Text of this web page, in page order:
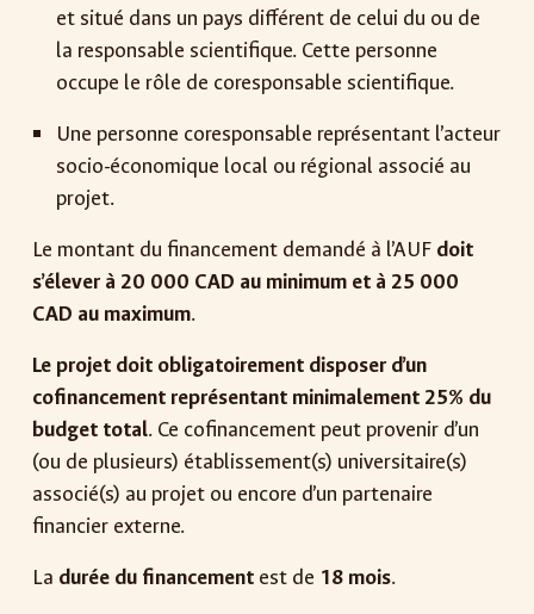
et situé dans un pays différent de celui du ou de
la responsable scientifique. Cette personne
occupe le rôle de coresponsable scientifique.
Une personne coresponsable représentant l’acteur
socio-économique local ou régional associé au
projet.
Le montant du financement demandé à l’AUF doit
s’élever à 20 000 CAD au minimum et à 25 000
CAD au maximum.
Le projet doit obligatoirement disposer d’un
cofinancement représentant minimalement 25% du
budget total. Ce cofinancement peut provenir d’un
(ou de plusieurs) établissement(s) universitaire(s)
associé(s) au projet ou encore d’un partenaire
financier externe.
La durée du financement est de 18 mois.